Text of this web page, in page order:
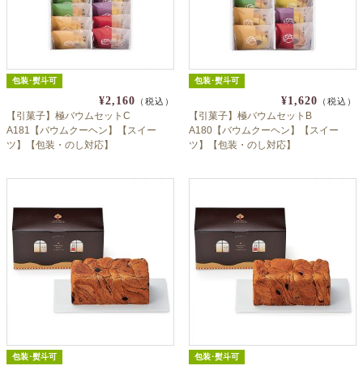
包装･熨斗可
¥2,160 （税込）
【引菓子】極バウムセットC
A181【バウムクーヘン】【スイー
ツ】【包装・のし対応】
包装･熨斗可
¥1,620 （税込）
【引菓子】極バウムセットB
A180【バウムクーヘン】【スイー
ツ】【包装・のし対応】
包装･熨斗可 包装･熨斗可